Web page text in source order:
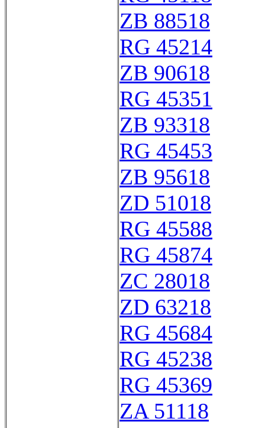
ZB 88518
RG 45214
ZB 90618
RG 45351
ZB 93318
RG 45453
ZB 95618
ZD 51018
RG 45588
RG 45874
ZC 28018
ZD 63218
RG 45684
RG 45238
RG 45369
ZA 51118